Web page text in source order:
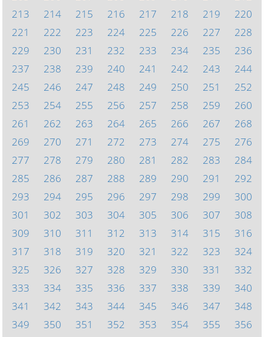
213
214 215 216 217 218 219
220
221
222 223 224 225 226 227
228
229
230 231 232 233 234 235
236
237
238 239 240 241 242 243
244
245
246 247 248 249 250 251
252
253
254 255 256 257 258 259
260
261
262 263 264 265 266 267
268
269
270 271 272 273 274 275
276
277
278 279 280 281 282 283
284
285
286 287 288 289 290 291
292
293
294 295 296 297 298 299
300
301
302 303 304 305 306 307
308
309
310 311 312 313 314 315
316
317
318 319 320 321 322 323
324
325
326 327 328 329 330 331
332
333
334 335 336 337 338 339
340
341
342 343 344 345 346 347
348
349
350 351 352 353 354 355
356